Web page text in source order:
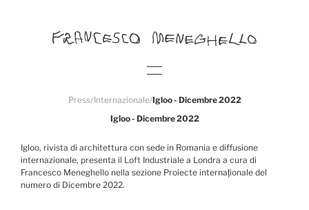
Igloo - Dicembre 2022
Press/Internazionale/Igloo - Dicembre 2022
Igloo, rivista di architettura con sede in Romania e diffusione
internazionale, presenta il Loft Industriale a Londra a cura di
Francesco Meneghello nella sezione Proiecte internaționale del
numero di Dicembre 2022.